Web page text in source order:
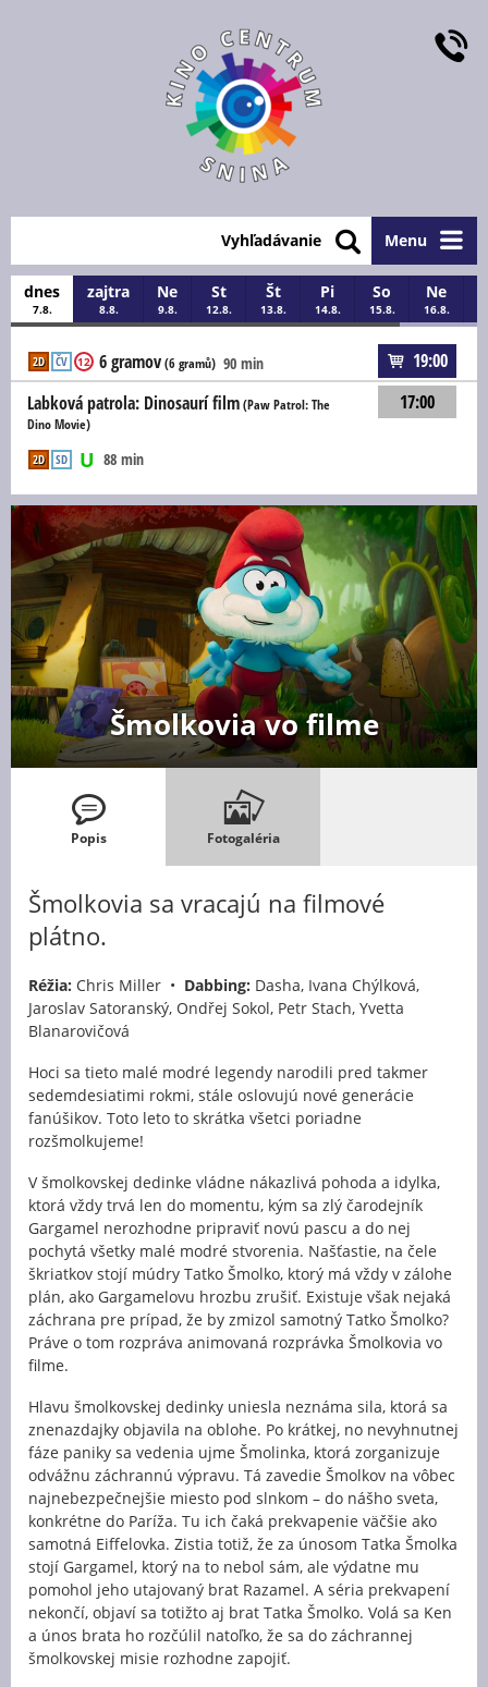
Menu
Vyhľadávanie
dnes
7.8.
zajtra
8.8.
Ne
9.8.
St
12.8.
Št
13.8.
Pi
14.8.
So
15.8.
Ne
16.8.
6 gramov(6 gramů) 90 min
2D ČV 12
19:00
Labková patrola: Dinosaurí film(Paw Patrol: The
Dino Movie)
88 min
2D SD
17:00
Šmolkovia vo filme
Popis Fotogaléria
Šmolkovia sa vracajú na filmové
plátno.
Réžia: Chris Miller • Dabbing: Dasha, Ivana Chýlková,
Jaroslav Satoranský, Ondřej Sokol, Petr Stach, Yvetta
Blanarovičová
Hoci sa tieto malé modré legendy narodili pred takmer
sedemdesiatimi rokmi, stále oslovujú nové generácie
fanúšikov. Toto leto to skrátka všetci poriadne
rozšmolkujeme!
V šmolkovskej dedinke vládne nákazlivá pohoda a idylka,
ktorá vždy trvá len do momentu, kým sa zlý čarodejník
Gargamel nerozhodne pripraviť novú pascu a do nej
pochytá všetky malé modré stvorenia. Našťastie, na čele
škriatkov stojí múdry Tatko Šmolko, ktorý má vždy v zálohe
plán, ako Gargamelovu hrozbu zrušiť. Existuje však nejaká
záchrana pre prípad, že by zmizol samotný Tatko Šmolko?
Práve o tom rozpráva animovaná rozprávka Šmolkovia vo
filme.
Hlavu šmolkovskej dedinky uniesla neznáma sila, ktorá sa
znenazdajky objavila na oblohe. Po krátkej, no nevyhnutnej
fáze paniky sa vedenia ujme Šmolinka, ktorá zorganizuje
odvážnu záchrannú výpravu. Tá zavedie Šmolkov na vôbec
najnebezpečnejšie miesto pod slnkom – do nášho sveta,
konkrétne do Paríža. Tu ich čaká prekvapenie väčšie ako
samotná Eiffelovka. Zistia totiž, že za únosom Tatka Šmolka
stojí Gargamel, ktorý na to nebol sám, ale výdatne mu
pomohol jeho utajovaný brat Razamel. A séria prekvapení
nekončí, objaví sa totižto aj brat Tatka Šmolko. Volá sa Ken
a únos brata ho rozčúlil natoľko, že sa do záchrannej
šmolkovskej misie rozhodne zapojiť.